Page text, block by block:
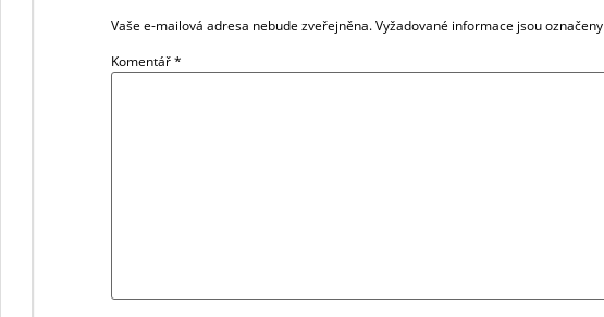
Vaše e-mailová adresa nebude zveřejněna.Vyžadované informace jsou označeny
Komentář*